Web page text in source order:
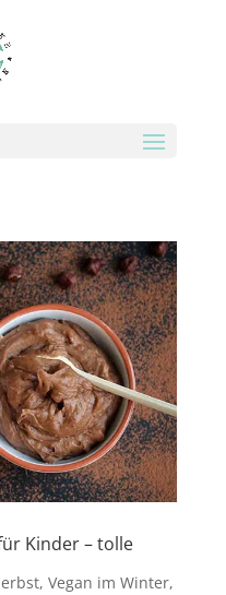
Kinder – tolle
, Vegan im Winter,